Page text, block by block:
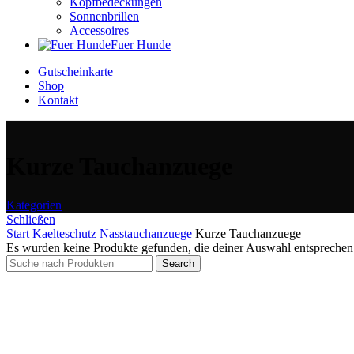
Sonnenbrillen
Accessoires
Fuer Hunde
Gutscheinkarte
Shop
Kontakt
Kategorien
Schließen
Start Kaelteschutz Nasstauchanzuege Kurze Tauchanzuege
Es wurden keine Produkte gefunden, die deiner Auswahl
Search